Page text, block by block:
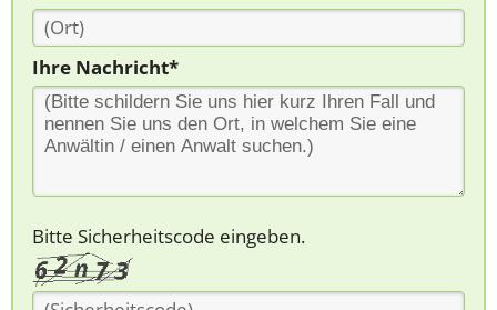
Ihre Nachricht*
Bitte Sicherheitscode eingeben.